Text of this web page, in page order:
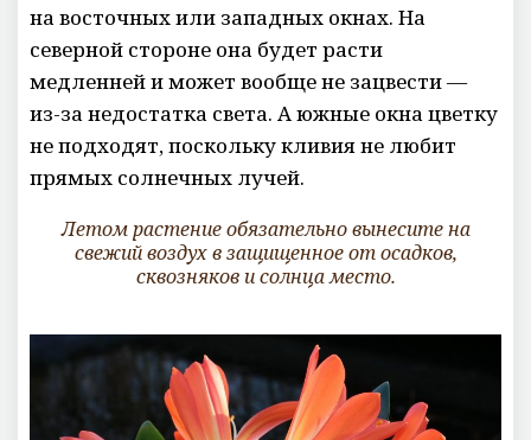
на восточных или западных окнах. На
северной стороне она будет расти
медленней и может вообще не зацвести —
из-за недостатка света. А южные окна цветку
не подходят, поскольку кливия не любит
прямых солнечных лучей.
Летом растение обязательно вынесите на
свежий воздух в защищенное от осадков,
сквозняков исолнцаместо.